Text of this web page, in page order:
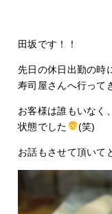
田坂です！！
先日の休日出勤の時
寿司屋さんへ行って
お客様は誰もいなく
状態でした
(笑)
お話もさせて頂いて